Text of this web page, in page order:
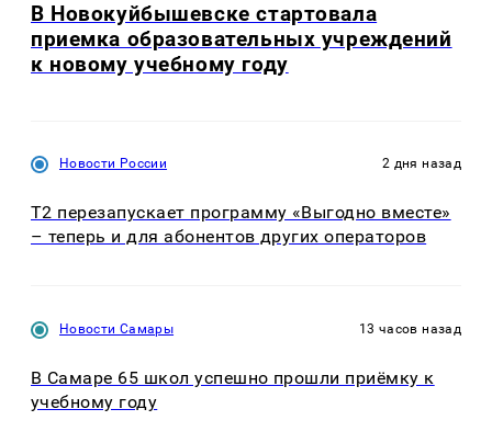
В Новокуйбышевске стартовала
приемка образовательных учреждений
к новому учебному году
Новости России 2 дня назад
Т2 перезапускает программу «Выгодно вместе»
– теперь и для абонентов других операторов
Новости Самары 13 часов назад
В Самаре 65 школ успешно прошли приёмку к
учебному году